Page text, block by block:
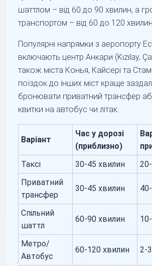
шаттлом – від 60 до 90 хвилин, а
транспортом – від 60 до 120 хвилин.
Популярні напрямки з аеропорту
включають центр Анкари (Kızılay,
також міста Конья, Кайсері та
поїздок до інших міст краще
бронювати приватний трансфер
квитки на автобус чи літак.
Варіант
Час у дорозі
(приблизно)
Таксі
30-45 хвилин
Приватний
трансфер
30-45 хвилин
Спільний
шаттл
60-90 хвилин
Метро/
Автобус
60-120 хвилин 2-3